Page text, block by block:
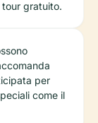
tour gratuito.
per
come il